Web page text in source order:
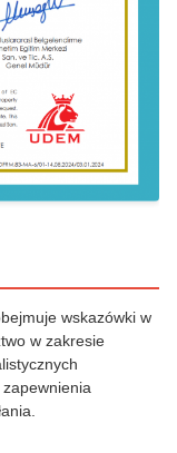
wskazówki w
w zakresie